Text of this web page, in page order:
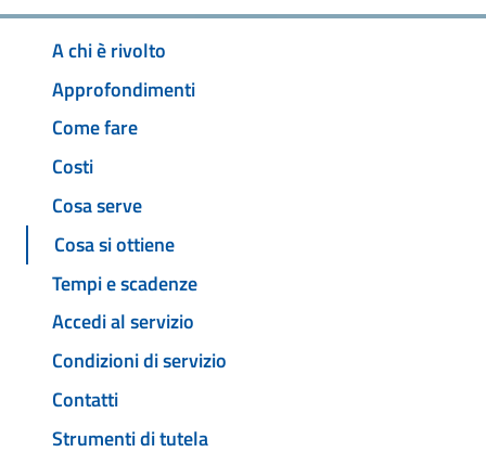
A chi è rivolto
Approfondimenti
Come fare
Costi
Cosa serve
Cosa si ottiene
Tempi e scadenze
Accedi al servizio
Condizioni di servizio
Contatti
Strumenti di tutela